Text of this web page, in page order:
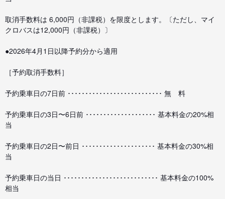
取消手数料は 6,000円（非課税）を限度とします。〔ただし、マイ
クロバスは12,000円（非課税）〕
●2026年4月1日以降予約分から適用
［予約取消手数料］
予約乗車日の7日前 ･･･････････････････････････ 無 料
予約乗車日の3日〜6日前 ････････････････････ 基本料金の20%相
当
予約乗車日の2日〜前日 ･････････････････････ 基本料金の30%相
当
予約乗車日の当日 ･･･････････････････････････ 基本料金の100%
相当